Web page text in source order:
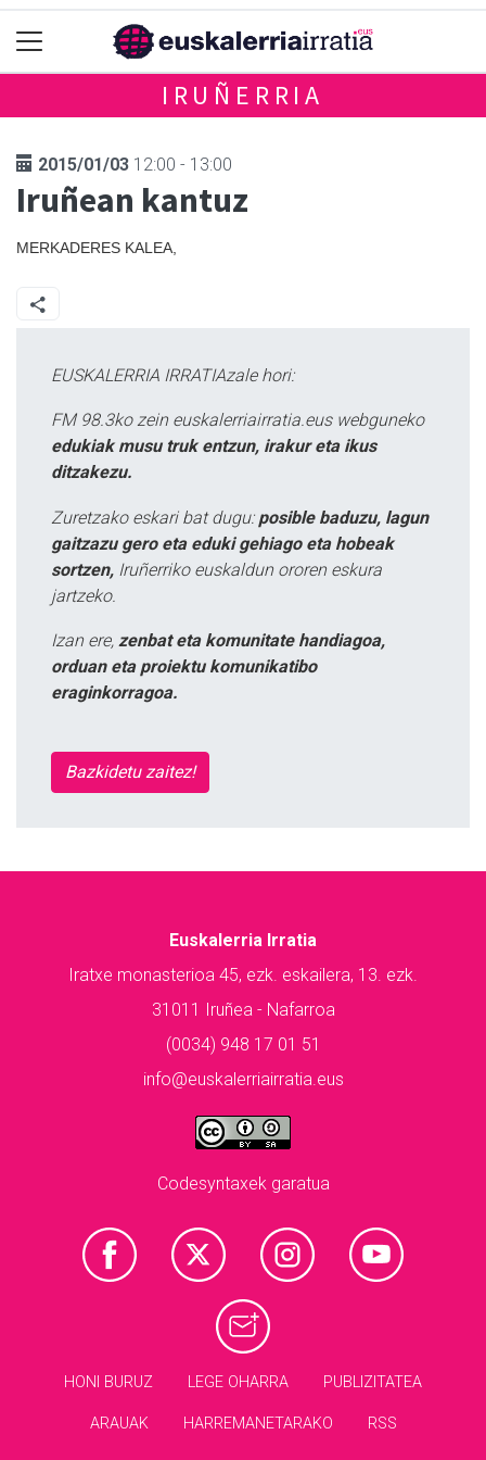
IRUÑERRIA
2015/01/03 12:00 - 13:00
Iruñean kantuz
MERKADERES KALEA,
EUSKALERRIA IRRATIAzale hori:
FM 98.3ko zein euskalerriairratia.eus webguneko
edukiak musu truk entzun, irakur eta ikus
ditzakezu.
Zuretzako eskari bat dugu: posible baduzu, lagun
gaitzazu gero eta eduki gehiago eta hobeak
sortzen, Iruñerriko euskaldun ororen eskura
jartzeko.
Izan ere, zenbat eta komunitate handiagoa,
orduan eta proiektu komunikatibo
eraginkorragoa.
Bazkidetu zaitez!
Euskalerria Irratia
Iratxe monasterioa 45, ezk. eskailera, 13. ezk.
31011 Iruñea - Nafarroa
(0034) 948 17 01 51
info@euskalerriairratia.eus
Codesyntaxek garatua
HONI BURUZ LEGE OHARRA PUBLIZITATEA
ARAUAK HARREMANETARAKO RSS